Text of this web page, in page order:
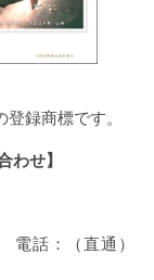
録商標です。
わせ】
話：（直通）